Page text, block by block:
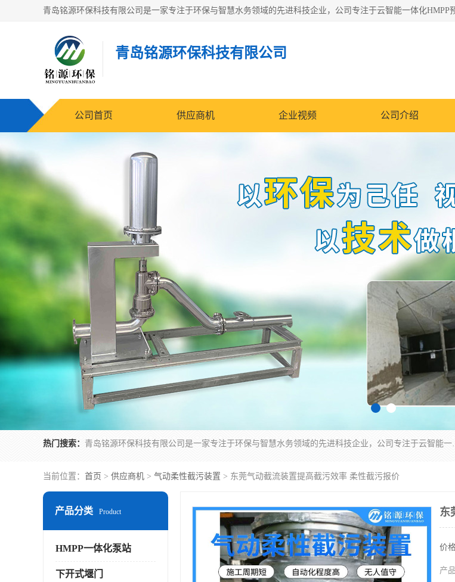
青岛铭源环保科技有限公司
公司首页 供应商机 企业视频 公司介绍
热门搜索： 青岛铭源环保科技有限公司是一家专注于环保
当前位置： 首页 > 供应商机 > 气动柔性截污装置 > 东莞气动截流装置提高截污效率 柔性截污报价
产品分类 Product
HMPP一体化泵站
下开式堰门
东
价
产